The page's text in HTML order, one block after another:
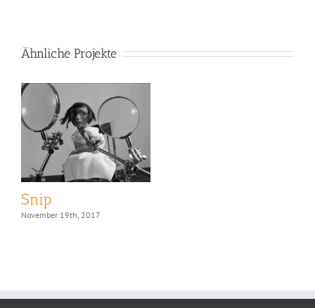
Ähnliche Projekte
Snip
November 19th, 2017